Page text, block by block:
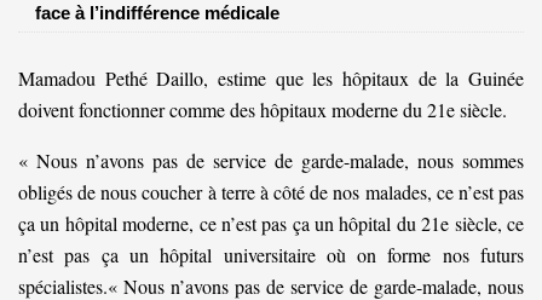
face à l’indifférence médicale
Mamadou Pethé Daillo, estime que les hôpitaux de la Guinée
doivent fonctionner comme des hôpitaux moderne du 21e siècle.
« Nous n’avons pas de service de garde-malade, nous sommes
obligés de nous coucher à terre à côté de nos malades, ce n’est pas
ça un hôpital moderne, ce n’est pas ça un hôpital du 21e siècle, ce
n’est pas ça un hôpital universitaire où on forme nos futurs
spécialistes.« Nous n’avons pas de service de garde-malade, nous